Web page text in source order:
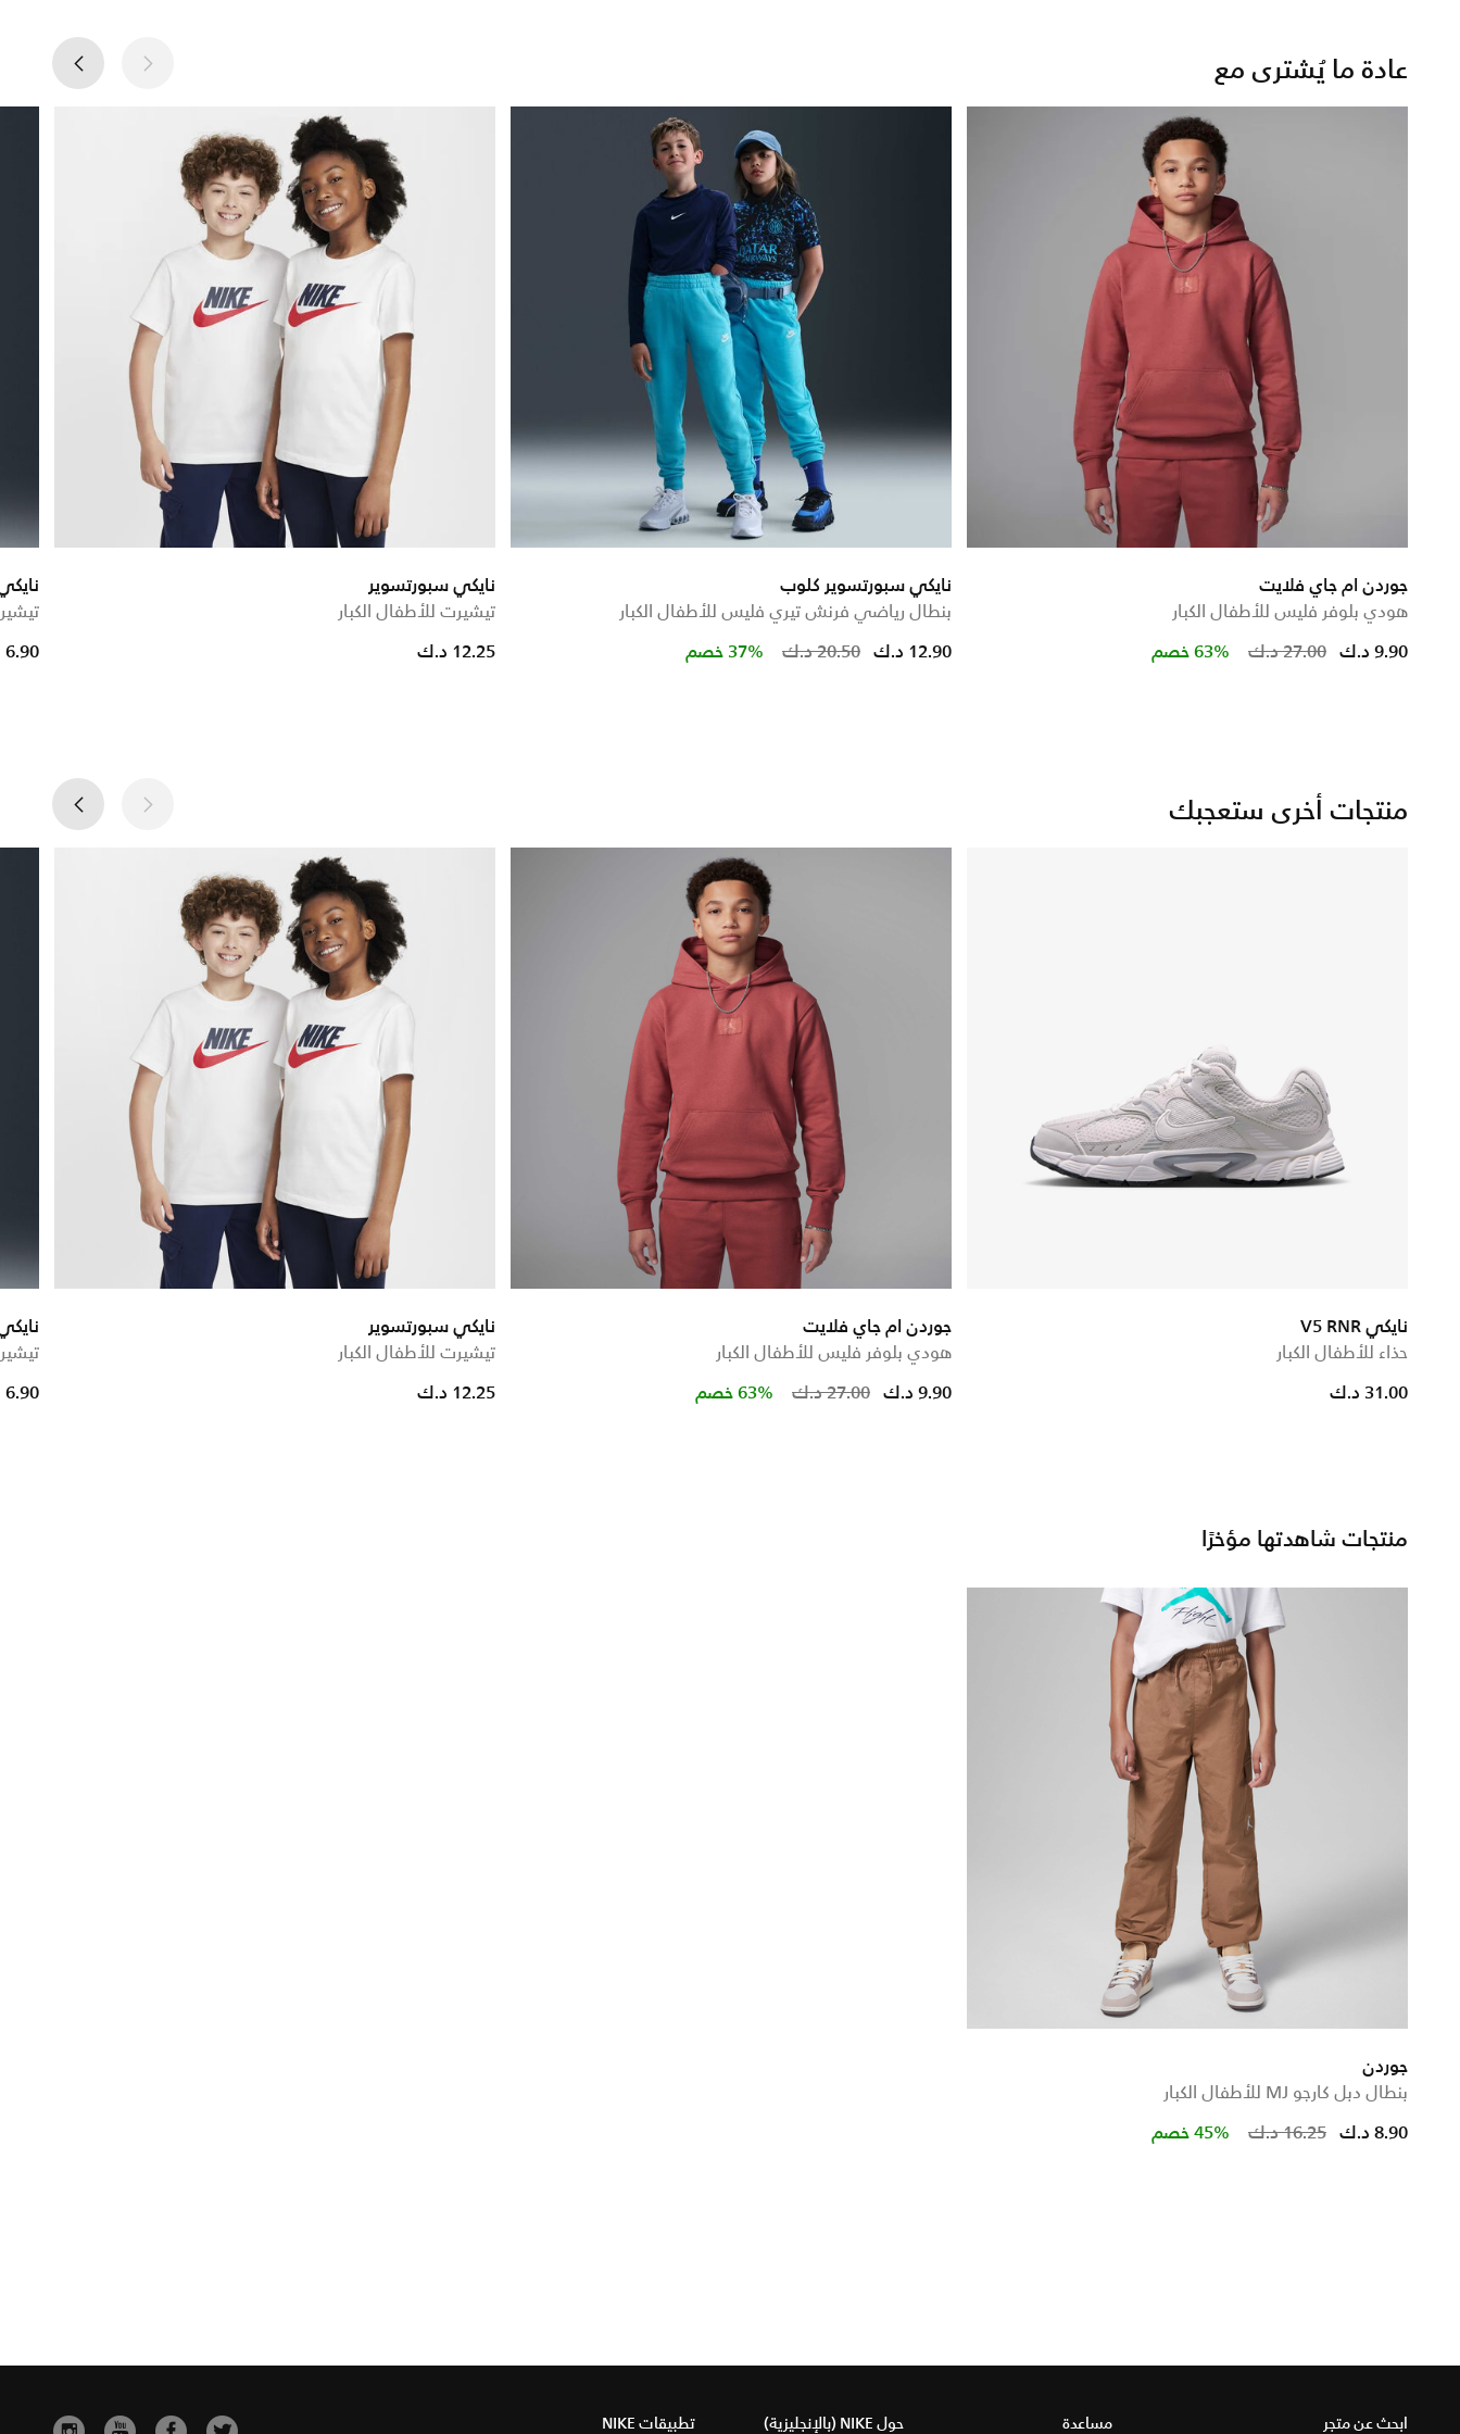
عادة ما يُشترى مع
جوردن ام جاي فلايت
هودي بلوفر فليس للأطفال الكبار
Price
27.00 د.ك 9.90 د.ك 63% خصم
نايكي سبورتسوير كلوب
بنطال رياضي فرنش تيري فليس للأطفال الكبار
Price reduced from
20.50 د.ك to 12.90 د.ك 37% خصم
نايكي سبورتسوير
تيشيرت للأطفال الكبار
12.25 د.ك
from
to
6.90 د.ك
منتجات أخرى ستعجبك
نايكي V5 RNR
حذاء للأطفال الكبار
31.00 د.ك
جوردن ام جاي فلايت
هودي بلوفر فليس للأطفال الكبار
Price reduced from
27.00 د.ك 9.90 د.ك 63% خصم
نايكي سبورتسوير
تيشيرت للأطفال الكبار
12.25 د.ك
from
to
6.90 د.ك
منتجات شاهدتها مؤخرًا
جوردن
بنطال دبل كارجو MJ للأطفال الكبار
Price
16.25 د.ك 8.90 د.ك 45% خصم
ابحث عن متجر مساعدة حول NIKE (بالإنجليزية) تطبيقات NIKE